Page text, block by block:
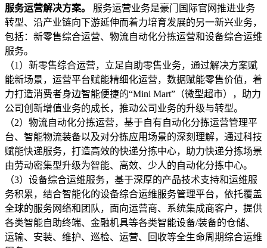
服务运营解决方案。
服务运营业务是豪门国际官网推进业务
转型、沿产业链向下游延伸而着力培育发展的另一新兴业务，
包括：新零售综合运营、物流自动化分拣运营和设备综合运维
服务。
（1）新零售综合运营，立足自助零售业务，通过解决方案赋
能新场景，运营平台赋能精细化运营，数据赋能零售价值，着
力打造消费者身边智能便捷的“Mini Mart”（微型超市），助力
公司创新增值业务的成长，推动公司业务的升级与转型。
（2）物流自动化分拣运营，基于自有自动化分拣运营管理平
台、智能物流装备以及对分拣应用场景的深刻理解，通过科技
赋能快递服务，打造高效的快递分拣中心，助力快递分拣场景
由劳动密集型升级为智能、高效、少人的自动化分拣中心。
（3）设备综合运维服务，基于深厚的产品技术支持和运维服
务积累，结合智能化的设备综合运维服务管理平台，依托覆盖
全球的服务网络和团队，面向运营商、系统集成商客户，提供
各类智能自助终端、金融机具等各类智能设备/装备的仓储、
运输、安装、维护、巡检、运营、回收等全生命周期综合运维